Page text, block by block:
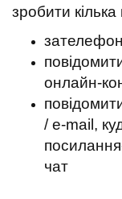
зробити кілька
онлайн-
/ e-mail,
чат